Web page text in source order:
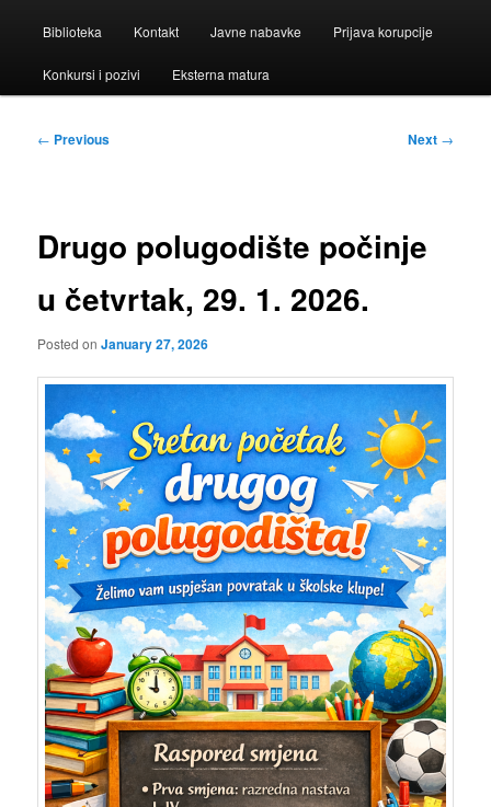
Biblioteka Kontakt Javne nabavke Prijava korupcije
Konkursi i pozivi Eksterna matura
Post
← Previous Next →
Drugo polugodište počinje
u četvrtak, 29. 1. 2026.
Posted onJanuary 27, 2026